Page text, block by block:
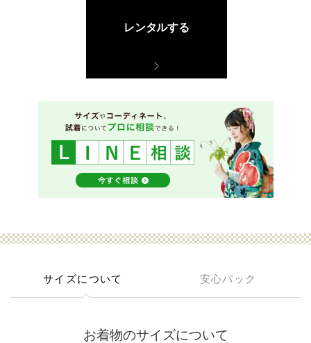
レンタルする
サイズについて 安心パック
お着物のサイズについて